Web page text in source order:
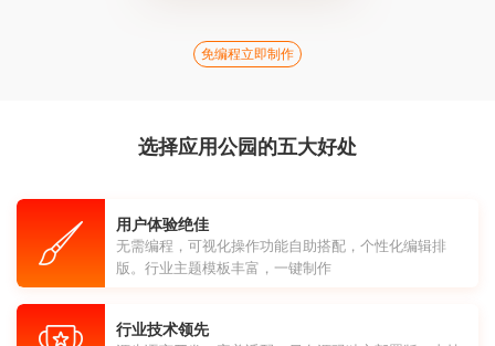
免编程立即制作
选择应用公园的五大好处
用户体验绝佳
无需编程，可视化操作功能自助搭配，个性化编辑排
版。行业主题模板丰富，一键制作
行业技术领先